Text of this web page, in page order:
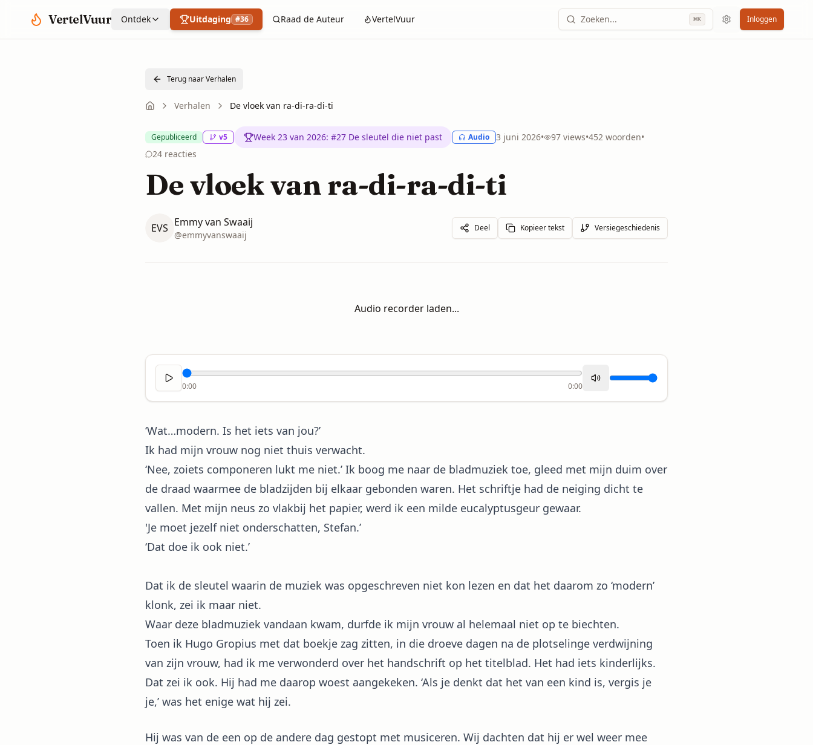
VertelVuur Ontdek Uitdaging #36 Raad de Auteur VertelVuur Zoeken... ⌘K Inloggen
Terug naar Verhalen
Verhalen De vloek van ra-di-ra-di-ti
Gepubliceerd v5 Week 23 van 2026: #27 De sleutel die niet past Audio 3 juni 2026• 97 views•452 woorden•
24 reacties
De vloek van ra-di-ra-di-ti
EVS Emmy van Swaaij
@emmyvanswaaij
Deel Kopieer tekst Versiegeschiedenis
Audio recorder laden...
0:00 0:00
‘Wat…modern. Is het iets van jou?’
Ik had mijn vrouw nog niet thuis verwacht.
‘Nee, zoiets componeren lukt me niet.’ Ik boog me naar de bladmuziek toe, gleed met mijn duim over
de draad waarmee de bladzijden bij elkaar gebonden waren. Het schriftje had de neiging dicht te
vallen. Met mijn neus zo vlakbij het papier, werd ik een milde eucalyptusgeur gewaar.
'Je moet jezelf niet onderschatten, Stefan.’
‘Dat doe ik ook niet.’
Dat ik de sleutel waarin de muziek was opgeschreven niet kon lezen en dat het daarom zo ‘modern’
klonk, zei ik maar niet.
Waar deze bladmuziek vandaan kwam, durfde ik mijn vrouw al helemaal niet op te biechten.
Toen ik Hugo Gropius met dat boekje zag zitten, in die droeve dagen na de plotselinge verdwijning
van zijn vrouw, had ik me verwonderd over het handschrift op het titelblad. Het had iets kinderlijks.
Dat zei ik ook. Hij had me daarop woest aangekeken. ‘Als je denkt dat het van een kind is, vergis je
je,’ was het enige wat hij zei.
Hij was van de een op de andere dag gestopt met musiceren. Wij dachten dat hij er wel weer mee